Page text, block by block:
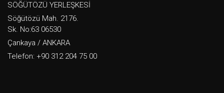
SÖĞÜTÖZÜ YERLEŞKESİ
Söğütözü Mah. 2176.
Sk. No:63 06530
Çankaya / ANKARA
Telefon: +90 312 204 75 00